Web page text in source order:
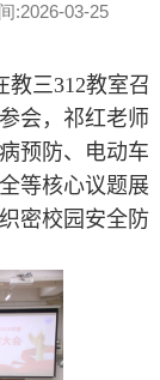
:2026-03-25
教三312教室召
会，祁红老师
预防、电动车
等核心议题展
密校园安全防